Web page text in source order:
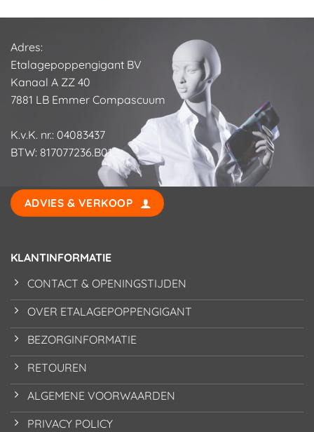
Adres:
Etalagepoppengigant BV
Kanaal A ZZ 40
7881 LB Emmer Compascuum
K.v.K. nr.: 04083437
BTW: 817077236.B01
ADVIES & VERKOOP
KLANTINFORMATIE
CONTACT & OPENINGSTIJDEN
OVER ETALAGEPOPPENGIGANT
BEZORGINFORMATIE
RETOUREN
ALGEMENE VOORWAARDEN
PRIVACY POLICY